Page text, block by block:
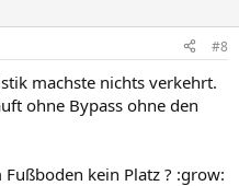
#8
machste nichts verkehrt.
ohne Bypass ohne den
kein Platz ? :grow: